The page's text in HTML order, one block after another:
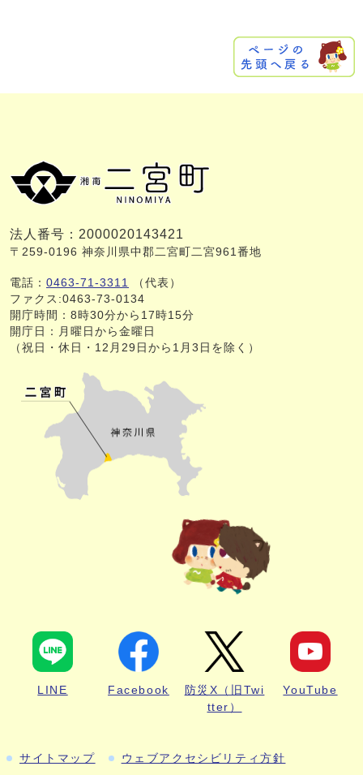
法人番号：2000020143421
〒259-0196 神奈川県中郡二宮町二宮961番地
電話： 0463-71-3311
（代表）
ファクス:0463-73-0134
開庁時間：8時30分から17時15分
開庁日：月曜日から金曜日
（祝日・休日・12月29日から1月3日を除く）
LINE Facebook
防災X（旧Twi
tter）
YouTube
サイトマップ ウェブアクセシビリティ方針